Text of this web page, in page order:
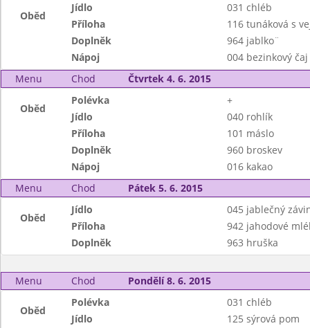
Oběd
Jídlo
031 chléb
Příloha
116 tunáková s
Doplněk
964 jablko¨
Nápoj
004 bezinkový čaj
Menu
Chod Čtvrtek 4. 6. 2015
Oběd
Polévka
+
Jídlo
040 rohlík
Příloha
101 máslo
Doplněk
960 broskev
Nápoj
016 kakao
Menu
Chod Pátek 5. 6. 2015
Oběd
Jídlo
045 jablečný
Příloha
942 jahodové
Doplněk
963 hruška
Menu Chod Pondělí 8. 6. 2015
Oběd
Polévka
031 chléb
Jídlo
125 sýrová pom